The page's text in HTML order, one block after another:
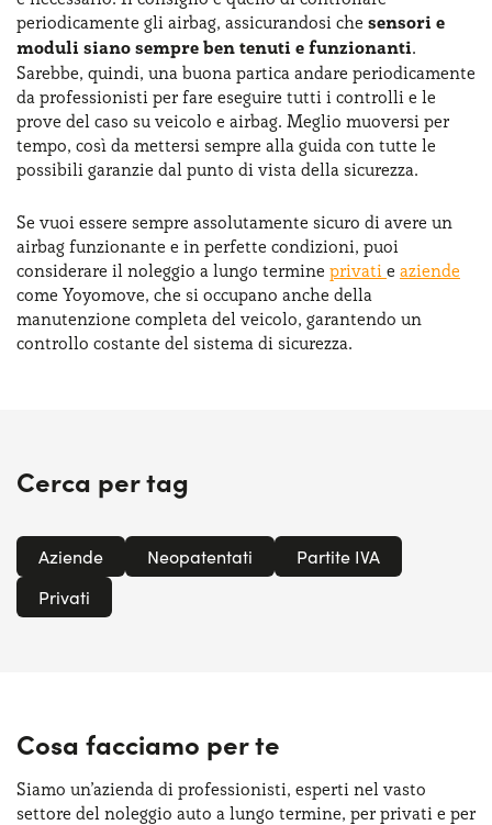
periodicamente gli airbag, assicurandosi che sensori e
moduli siano sempre ben tenuti e funzionanti.
Sarebbe, quindi, una buona partica andare periodicamente
da professionisti per fare eseguire tutti i controlli e le
prove del caso su veicolo e airbag. Meglio muoversi per
tempo, così da mettersi sempre alla guida con tutte le
possibili garanzie dal punto di vista della sicurezza.
Se vuoi essere sempre assolutamente sicuro di avere un
airbag funzionante e in perfette condizioni, puoi
considerare il noleggio a lungo termine privati e aziende
come Yoyomove, che si occupano anche della
manutenzione completa del veicolo, garantendo un
controllo costante del sistema di sicurezza.
Cerca per tag
Aziende Neopatentati
Partite IVA
Privati
Cosa facciamo per te
Siamo un’azienda di professionisti, esperti nel vasto
settore del noleggio auto a lungo termine, per privati e per